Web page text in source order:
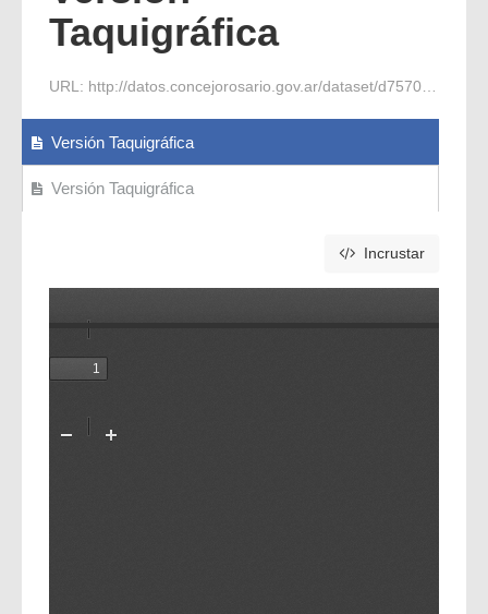
Taquigráfica
URL: http://datos.concejorosario.gov.ar/dataset/d7570ab2-c243-4520-9d3a-de49a04de4bf/resource/b4f94aa1-32ee-4672-8045-3697400ab97f/download/2022-11-10-s-ordinaria-8-periodo-2-vt.pdf
Versión Taquigráfica
Versión Taquigráfica
Incrustar